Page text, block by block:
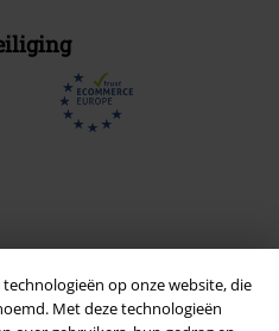
op onze website, die
Met deze technologieën